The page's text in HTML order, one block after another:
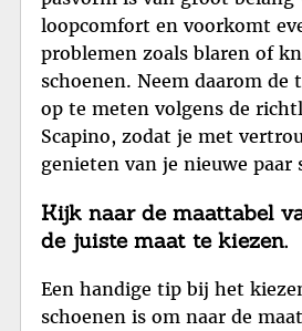
loopcomfort en voorkomt
problemen zoals blaren of
schoenen. Neem daarom de
op te meten volgens de
Scapino, zodat je met
genieten van je nieuwe paar
Kijk naar de maattabel
de juiste maat te kiezen.
Een handige tip bij het
schoenen is om naar de